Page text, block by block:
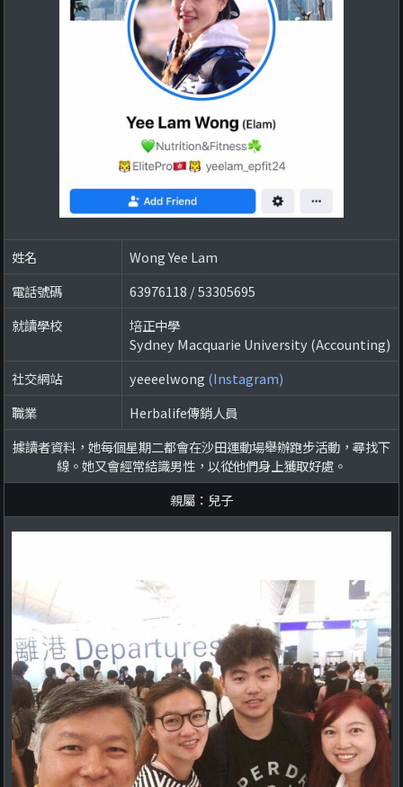
姓名
Wong Yee Lam
電話號碼
63976118 / 53305695
就讀學校
培正中學
Sydney Macquarie University (Accounting)
社交網站
yeeeelwong (Instagram)
職業
Herbalife傳銷人員
據讀者資料，她每個星期二都會在沙田運動場舉辦跑步活動，尋找下
線。她又會經常結識男性，以從他們身上獲取好處。
親屬：兒子